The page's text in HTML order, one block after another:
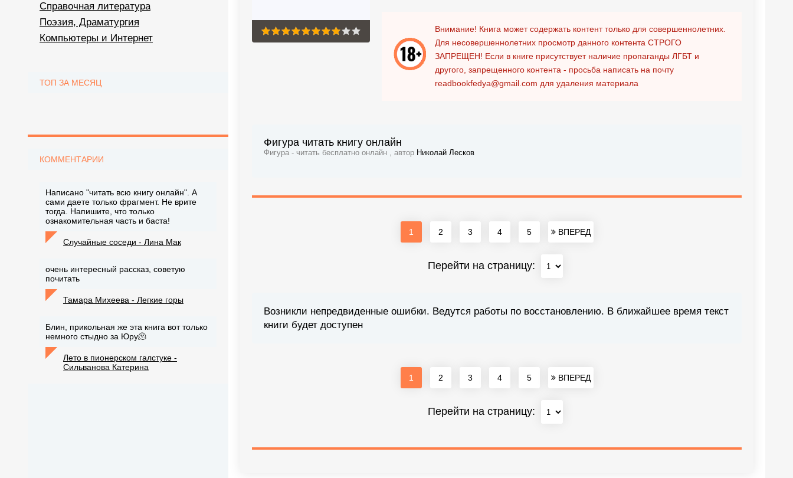
Внимание! Книга может содержать контент только для совершеннолетних.
Для несовершеннолетних просмотр данного контента СТРОГО
ЗАПРЕЩЕН! Если в книге присутствует наличие пропаганды ЛГБТ и
другого, запрещенного контента - просьба написать на почту
readbookfedya@gmail.com для удаления материала
Фигура читать книгу онлайн
Фигура - читать бесплатно онлайн , автор Николай Лесков
1 2 3 4 5 ВПЕРЕД
Перейти на страницу:
Возникли непредвиденные ошибки. Ведутся работы по восстановлению. В ближайшее время текст
книги будет доступен
1 2 3 4 5 ВПЕРЕД
Перейти на страницу:
Справочная литература
Поэзия, Драматургия
Компьютеры и Интернет
ТОП ЗА МЕСЯЦ
КОММЕНТАРИИ
Написано "читать всю книгу онлайн". А
сами даете только фрагмент. Не врите
тогда. Напишите, что только
ознакомительная часть и баста!
Случайные соседи - Лина Мак
очень интересный рассказ, советую
почитать
Тамара Михеева - Легкие горы
Блин, прикольная же эта книга вот только
немного стыдно за Юру🫠
Лето в пионерском галстуке -
Сильванова Катерина